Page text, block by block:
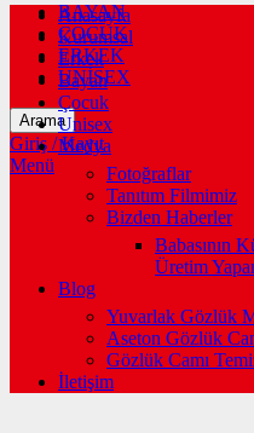
BAYAN
ÇOCUK
ERKEK
UNİSEX
Arama
Giriş / Kayıt
Menü
Anasayfa
Kurumsal
Erkek
Bayan
Çocuk
Unisex
Medya
Fotoğraflar
Tanıtım Filmimiz
Bizden Haberler
Babasının
Üretim
Blog
Yuvarlak Gözlük
Aseton Gözlük
Gözlük Camı
İletişim